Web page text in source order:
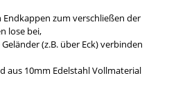
zum verschließen der
lose bei,
(z.B. über Eck) verbinden
aus 10mm Edelstahl Vollmaterial